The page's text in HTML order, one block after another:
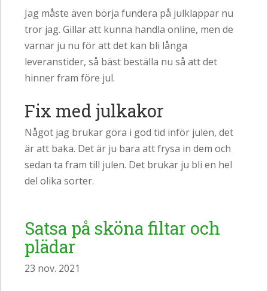
Jag måste även börja fundera på julklappar nu
tror jag. Gillar att kunna handla online, men de
varnar ju nu för att det kan bli långa
leveranstider, så bäst beställa nu så att det
hinner fram före jul.
Fix med julkakor
Något jag brukar göra i god tid inför julen, det
är att baka. Det är ju bara att frysa in dem och
sedan ta fram till julen. Det brukar ju bli en hel
del olika sorter.
Satsa på sköna filtar och
plädar
23 nov. 2021